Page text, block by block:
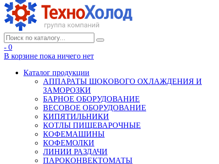
- 0
В корзине пока ничего нет
Каталог продукции
АППАРАТЫ ШОКОВОГО ОХЛАЖДЕНИЯ И
ЗАМОРОЗКИ
БАРНОЕ ОБОРУДОВАНИЕ
ВЕСОВОЕ ОБОРУДОВАНИЕ
КИПЯТИЛЬНИКИ
КОТЛЫ ПИЩЕВАРОЧНЫЕ
КОФЕМАШИНЫ
КОФЕМОЛКИ
ЛИНИИ РАЗДАЧИ
ПАРОКОНВЕКТОМАТЫ